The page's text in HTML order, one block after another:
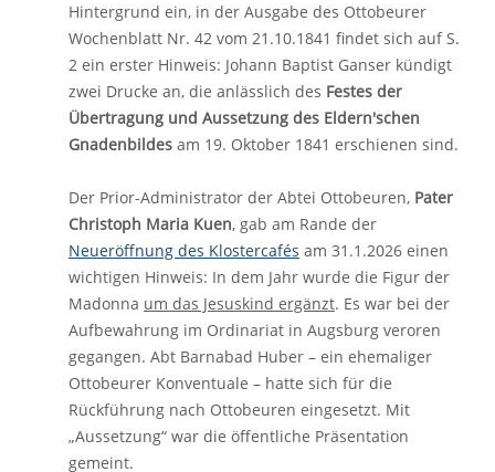
Hintergrund ein, in der Ausgabe des Ottobeurer
Wochenblatt Nr. 42 vom 21.10.1841 findet sich auf S.
2 ein erster Hinweis: Johann Baptist Ganser kündigt
zwei Drucke an, die anlässlich des Festes der
Übertragung und Aussetzung des Eldern'schen
Gnadenbildes am 19. Oktober 1841 erschienen sind.
Der Prior-Administrator der Abtei Ottobeuren, Pater
Christoph Maria Kuen, gab am Rande der
Neueröffnung des Klostercafés am 31.1.2026 einen
wichtigen Hinweis: In dem Jahr wurde die Figur der
Madonna um das Jesuskind ergänzt. Es war bei der
Aufbewahrung im Ordinariat in Augsburg veroren
gegangen. Abt Barnabad Huber – ein ehemaliger
Ottobeurer Konventuale – hatte sich für die
Rückführung nach Ottobeuren eingesetzt. Mit
„Aussetzung“ war die öffentliche Präsentation
gemeint.